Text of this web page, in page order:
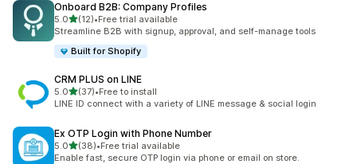
Onboard B2B: Company Profiles
5.0별 5개 중
(12)
총 리뷰 12개
•Free trial available
Streamline B2B with signup, approval, and self-manage tools
Built for Shopify
CRM PLUS on LINE
5.0별 5개 중
(37)
총 리뷰 37개
•Free to install
LINE ID connect with a variety of LINE message & social login
Ex OTP Login with Phone Number
5.0별 5개 중
(38)
총 리뷰 38개
•Free trial available
Enable fast, secure OTP login via phone or email on store.